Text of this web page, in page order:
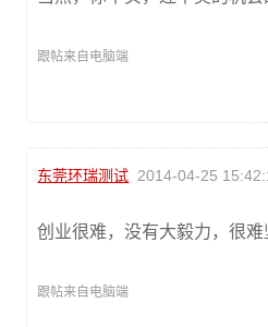
跟帖来自电脑端
东莞环瑞测试 2014-04-25
创业很难，没有大毅力，很难
跟帖来自电脑端